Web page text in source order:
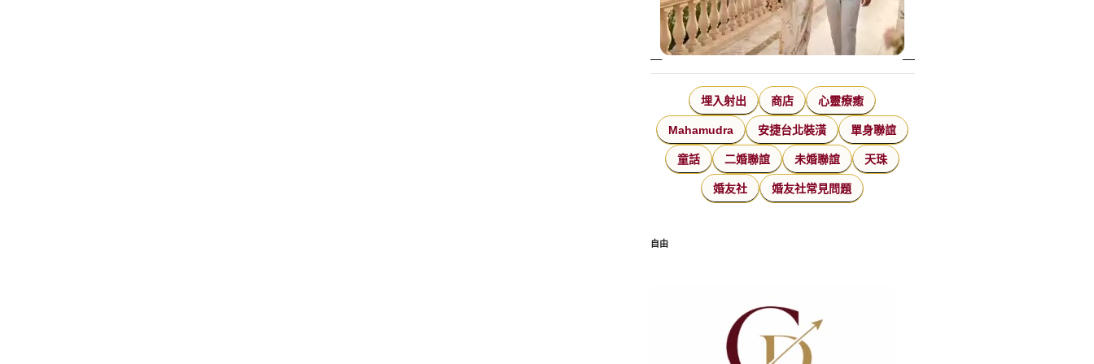
埋入射出 商店 心靈療癒
Mahamudra 安捷台北裝潢 單身聯誼
童話 二婚聯誼 未婚聯誼 天珠
婚友社 婚友社常見問題
自由